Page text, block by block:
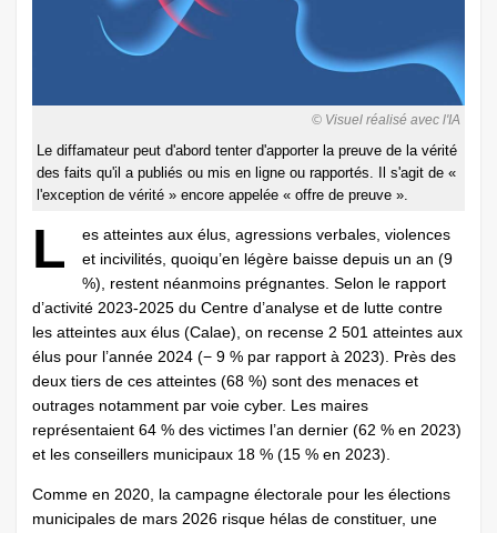
© Visuel réalisé avec l'IA
Le diffamateur peut d'abord tenter d'apporter la preuve de la vérité
des faits qu'il a publiés ou mis en ligne ou rapportés. Il s'agit de «
l'exception de vérité » encore appelée « offre de preuve ».
L
es atteintes aux élus, agressions verbales, violences
et incivilités, quoiqu’en légère baisse depuis un an (9
%), restent néanmoins prégnantes. Selon le rapport
d’activité 2023-2025 du Centre d’analyse et de lutte contre
les atteintes aux élus (Calae), on recense 2 501 atteintes aux
élus pour l’année 2024 (− 9 % par rapport à 2023). Près des
deux tiers de ces atteintes (68 %) sont des menaces et
outrages notamment par voie cyber. Les maires
représentaient 64 % des victimes l’an dernier (62 % en 2023)
et les conseillers municipaux 18 % (15 % en 2023).
Comme en 2020, la campagne électorale pour les élections
municipales de mars 2026 risque hélas de constituer, une